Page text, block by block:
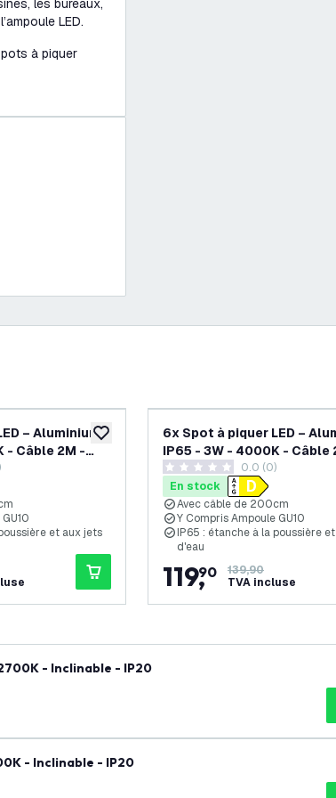
les bureaux,
LED.
à piquer
ajouter à la liste de souhaits
– Aluminium –
- Câble 2M -
et aux jets
6x Spot à piquer LED –
IP65 - 3W - 4000K - Câble
Anthracite
0 étoiles de notation
0.0 (0)
En stock
Avec câble de 200cm
Y Compris Ampoule GU10
IP65 : étanche à la poussière
d'eau
119,
90
139,90
TVA incluse
- Inclinable - IP20
- Inclinable - IP20